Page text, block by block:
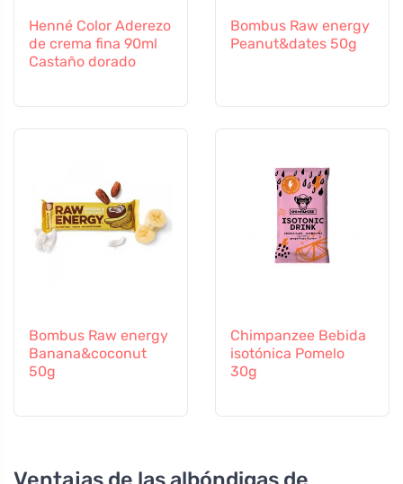
Henné Color Aderezo
de crema fina 90ml
Castaño dorado
Bombus Raw energy
Peanut&dates 50g
Bombus Raw energy
Banana&coconut
50g
Chimpanzee Bebida
isotónica Pomelo
30g